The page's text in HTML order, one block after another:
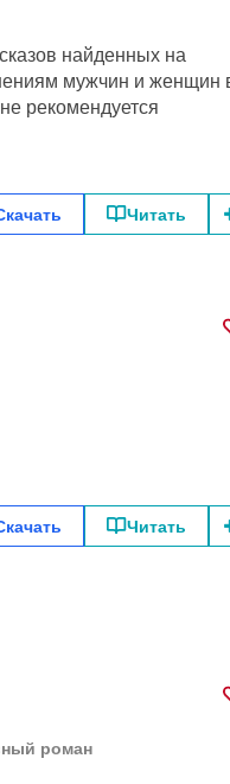
найденных на
мужчин и женщин
рекомендуется
Читать
Читать
роман